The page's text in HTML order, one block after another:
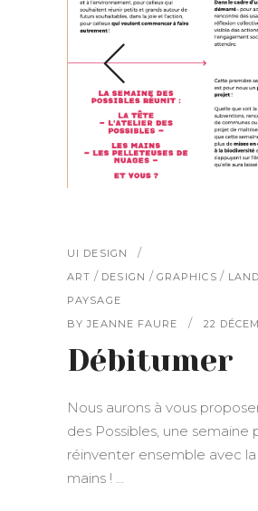
UI DESIGN
ART / DESIGN / GRAPHICS /
PAYSAGE
BYJEANNE FAURE 22
Débitumer
Nous aurons à vous
des Possibles, une semaine
réinventer ensemble avec
mains !